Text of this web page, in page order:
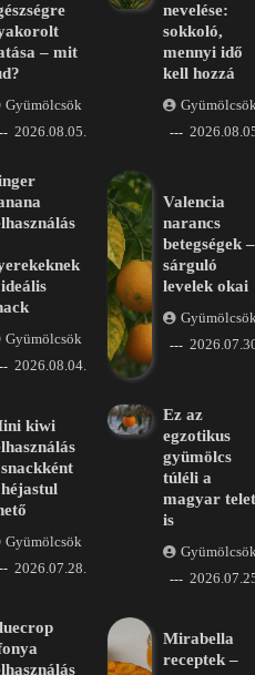
– mit
Gyümölcsök
2026.08.05.
nevelése:
sokkoló,
mennyi idő
kell hozzá
Gyümölcsök
2026.08.04.
Valencia
narancs
betegségek –
sárguló
levelek okai
kiwi
Gyümölcsök
2026.07.28.
Ez az
egzotikus
gyümölcs
túléli a
magyar telet
is
Mirabella
receptek –